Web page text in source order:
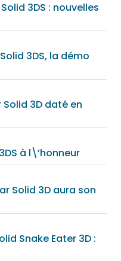
3DS : nouvelles
3DS, la démo
3D daté en
à l\’honneur
Solid 3D aura son
Snake Eater 3D :